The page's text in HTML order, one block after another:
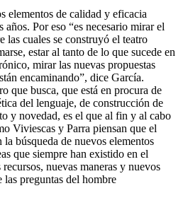
elementos de calidad y eficacia
años. Por eso “es necesario mirar el
las cuales se construyó el teatro
estar al tanto de lo que sucede en
mirar las nuevas propuestas
encaminando”, dice García.
que busca, que está en procura de
del lenguaje, de construcción de
y novedad, es el que al fin y al cabo
Viviescas y Parra piensan que el
la búsqueda de nuevos elementos
que siempre han existido en el
nuevas maneras y nuevos
las preguntas del hombre